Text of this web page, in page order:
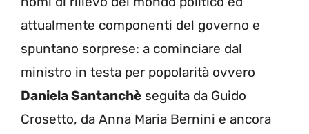
attualmente componenti del governo e
spuntano sorprese: a cominciare dal
ministro in testa per popolarità ovvero
Daniela Santanchè seguita da Guido
Crosetto, da Anna Maria Bernini e ancora